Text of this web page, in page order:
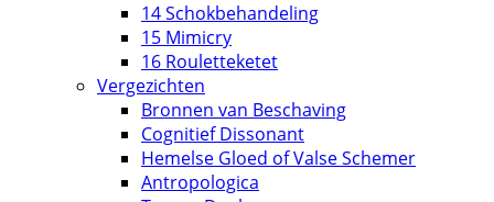
14 Schokbehandeling
15 Mimicry
16 Rouletteketet
Vergezichten
Bronnen van Beschaving
Cognitief Dissonant
Hemelse Gloed of Valse Schemer
Antropologica